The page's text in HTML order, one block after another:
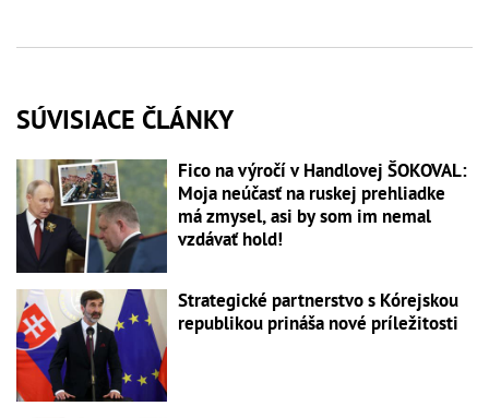
SÚVISIACE ČLÁNKY
Fico na výročí v Handlovej ŠOKOVAL:
Moja neúčasť na ruskej prehliadke
má zmysel, asi by som im nemal
vzdávať hold!
Strategické partnerstvo s Kórejskou
republikou prináša nové príležitosti